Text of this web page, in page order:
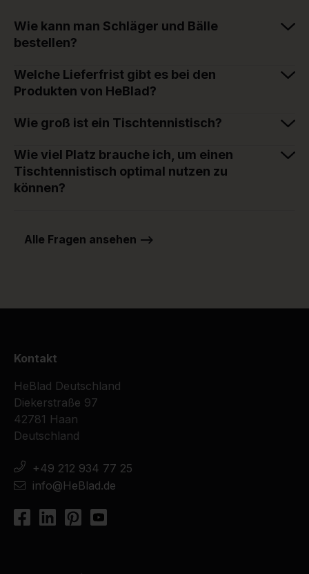
Wie kann man Schläger und Bälle
bestellen?
Welche Lieferfrist gibt es bei den
Produkten von HeBlad?
Wie groß ist ein Tischtennistisch?
Wie viel Platz brauche ich, um einen
Tischtennistisch optimal nutzen zu
können?
Alle Fragen ansehen -->
Kontakt
HeBlad Deutschland
Diekerstraße 97
42781 Haan
Deutschland
+49 212 934 77 25
info@HeBlad.de